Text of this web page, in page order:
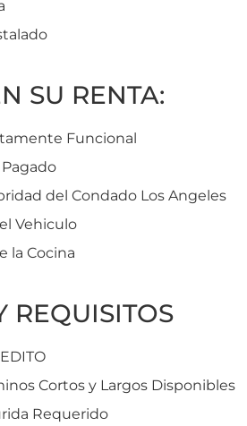
SU RENTA:
Funcional
del Condado Los Angeles
Vehiculo
la Cocina
REQUISITOS
Cortos y Largos Disponibles
Requerido